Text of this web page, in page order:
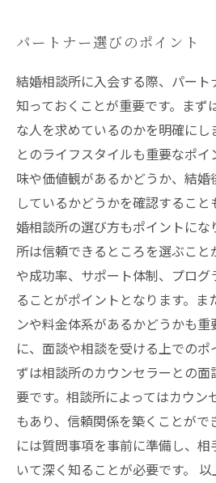
パートナー選びのポイント
結婚相談所に入会する際、パート
知っておくことが重要です。まず
な人を求めているのかを明確に
とのライフスタイルも重要なポ
味や価値観があるかどうか、結
しているかどうかを確認するこ
婚相談所の選び方もポイントにな
所は信頼できるところを選ぶこと
や成功率、サポート体制、プロ
ることがポイントとなります。ま
ンや料金体系があるかどうかも重
に、面談や相談を受ける上でのポ
ずは相談所のカウンセラーとの
要です。相談所によってはカウン
もあり、信頼関係を築くことがで
には質問事項を事前に準備し、
いて深く知ることが必要です。